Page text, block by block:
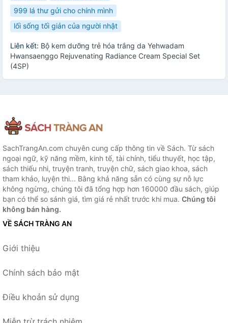
999 lá thư gửi cho chính mình
lối sống tối giản của người nhật
Liên kết: Bộ kem dưỡng trẻ hóa trắng da Yehwadam
Hwansaenggo Rejuvenating Radiance Cream Special Set
(4SP)
SachTrangAn.com chuyên cung cấp thông tin về Sách. Từ sách
ngoại ngữ, kỹ năng mềm, kinh tế, tài chính, tiểu thuyết, học tập,
sách thiếu nhi, truyện tranh, truyện chữ, sách giao khoa, sách
tham khảo, luyện thi... Bằng khả năng sẵn có cùng sự nỗ lực
không ngừng, chúng tôi đã tổng hợp hơn 160000 đầu sách, giúp
bạn có thể so sánh giá, tìm giá rẻ nhất trước khi mua. Chúng tôi
không bán hàng.
VỀ SÁCH TRÀNG AN
Giới thiệu
Chính sách bảo mật
Điều khoản sử dụng